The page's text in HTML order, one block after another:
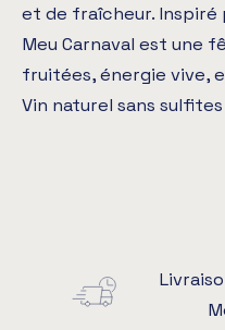
et de fraîcheur. Inspiré
Meu Carnaval est une
fruitées, énergie vive,
Vin naturel sans